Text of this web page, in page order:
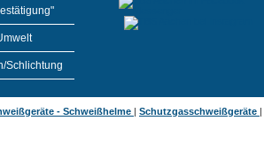
Schlichtung
- Schweißhelme | Schutzgasschweißgeräte |